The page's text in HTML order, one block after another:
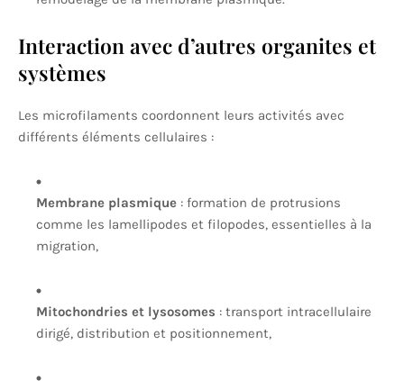
Interaction avec d’autres organites et
systèmes
Les microfilaments coordonnent leurs activités avec
différents éléments cellulaires :
Membrane plasmique : formation de protrusions
comme les lamellipodes et filopodes, essentielles à la
migration,
Mitochondries et lysosomes : transport intracellulaire
dirigé, distribution et positionnement,